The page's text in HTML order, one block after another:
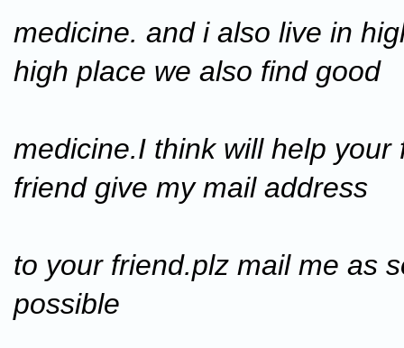
medicine. and i also live in
high place we also find good
medicine.I think will help your
friend give my mail address
to your friend.plz mail me as
possible